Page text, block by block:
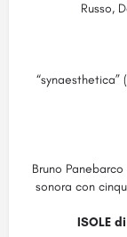
Russo,
“synaesthetica”
Bruno
sonora con
ISOLE